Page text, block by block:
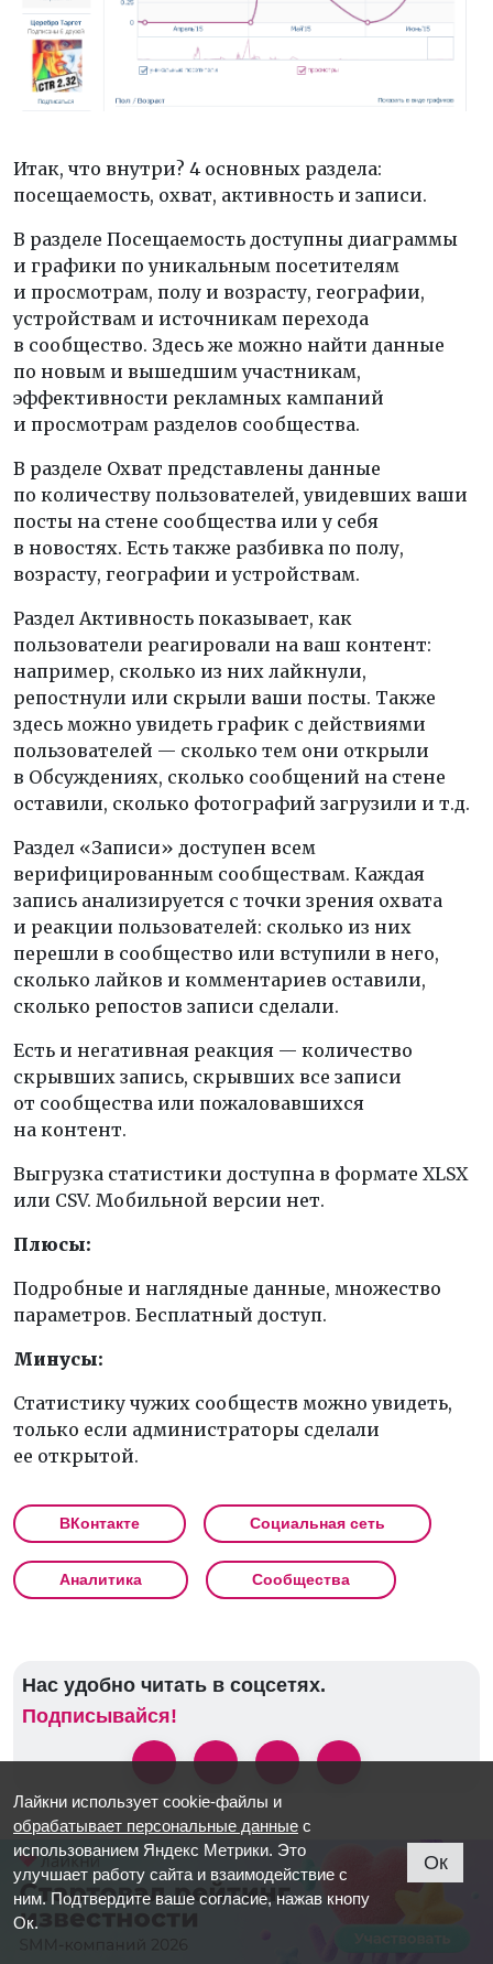
Итак, что внутри? 4 основных раздела:
посещаемость, охват, активность и записи.
В разделе Посещаемость доступны диаграммы
и графики по уникальным посетителям
и просмотрам, полу и возрасту, географии,
устройствам и источникам перехода
в сообщество. Здесь же можно найти данные
по новым и вышедшим участникам,
эффективности рекламных кампаний
и просмотрам разделов сообщества.
В разделе Охват представлены данные
по количеству пользователей, увидевших ваши
посты на стене сообщества или у себя
в новостях. Есть также разбивка по полу,
возрасту, географии и устройствам.
Раздел Активность показывает, как
пользователи реагировали на ваш контент:
например, сколько из них лайкнули,
репостнули или скрыли ваши посты. Также
здесь можно увидеть график с действиями
пользователей — сколько тем они открыли
в Обсуждениях, сколько сообщений на стене
оставили, сколько фотографий загрузили и т.д.
Раздел «Записи» доступен всем
верифицированным сообществам. Каждая
запись анализируется с точки зрения охвата
и реакции пользователей: сколько из них
перешли в сообщество или вступили в него,
сколько лайков и комментариев оставили,
сколько репостов записи сделали.
Есть и негативная реакция — количество
скрывших запись, скрывших все записи
от сообщества или пожаловавшихся
на контент.
Выгрузка статистики доступна в формате XLSX
или CSV. Мобильной версии нет.
Плюсы:
Подробные и наглядные данные, множество
параметров. Бесплатный доступ.
Минусы:
Статистику чужих сообществ можно увидеть,
только если администраторы сделали
ее открытой.
ВКонтакте Социальная сеть
Аналитика Сообщества
Нас удобно читать в соцсетях.
Подписывайся!
Кое-что интересное:
Лайкни использует cookie-файлы и
обрабатывает персональные данные с
использованием Яндекс Метрики. Это
улучшает работу сайта и взаимодействие с
ним. Подтвердите ваше согласие, нажав кнопу
Ок.
Ок